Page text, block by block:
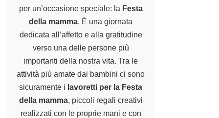
per un’occasione speciale: la Festa
della mamma. È una giornata
dedicata all’affetto e alla gratitudine
verso una delle persone più
importanti della nostra vita. Tra le
attività più amate dai bambini ci sono
sicuramente i lavoretti per la Festa
della mamma, piccoli regali creativi
realizzati con le proprie mani e con